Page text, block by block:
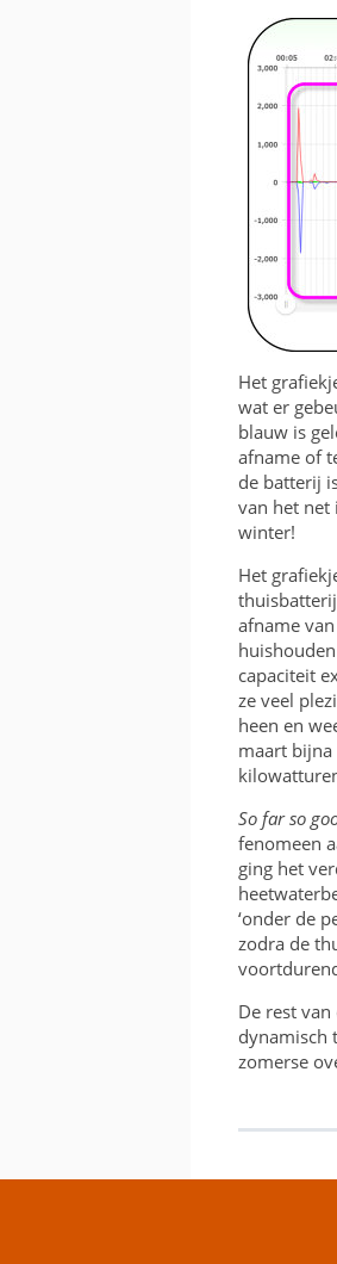
Het
wat er
blauw is
afname of
de batterij
van het net
winter!
Het
afname
capaciteit
ze veel
heen en
maart bijna
So far so
fenomeen
ging het
‘onder de
zodra de
De rest van
dynamisch
zomerse